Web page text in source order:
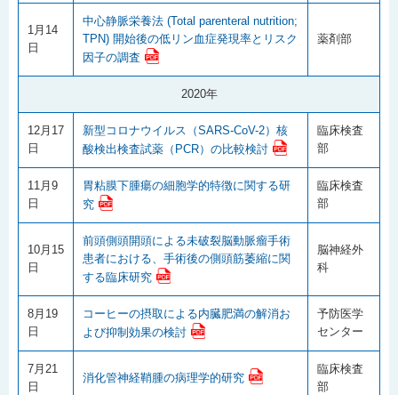
1月14
日
中心静脈栄養法 (Total parenteral nutrition;
TPN) 開始後の低リン血症発現率とリスク
因子の調査
薬剤部
2020年
12月17
日
新型コロナウイルス（SARS-CoV-2）核
酸検出検査試薬（PCR）の比較検討
臨床検査
部
11月9
日
胃粘膜下腫瘍の細胞学的特徴に関する研
究
臨床検査
部
10月15
日
前頭側頭開頭による未破裂脳動脈瘤手術
患者における、手術後の側頭筋萎縮に関
する臨床研究
脳神経外
科
8月19
日
コーヒーの摂取による内臓肥満の解消お
よび抑制効果の検討
予防医学
センター
7月21
日
消化管神経鞘腫の病理学的研究
臨床検査
部